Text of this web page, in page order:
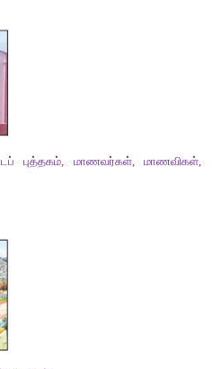
போட்டி - சென்னையில் இன்று
சென்னையில் இன்று
தனித்திருந்தால் வெற்றி
உயர்வு கிடைக்கும்.